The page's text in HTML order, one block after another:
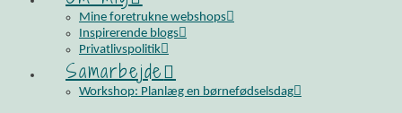
Mine foretrukne webshops
Inspirerende blogs
Privatlivspolitik
Samarbejde
Workshop: Planlæg en børnefødselsdag